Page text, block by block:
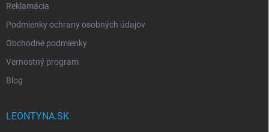
Reklamácia
Podmienky ochrany osobných údajov
Obchodné podmienky
Vernostný program
Blog
LEONTYNA.SK